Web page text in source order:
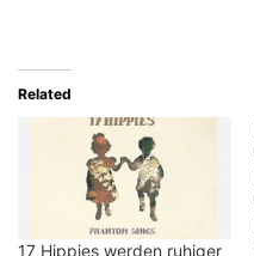
Related
17 Hippies werden ruhiger